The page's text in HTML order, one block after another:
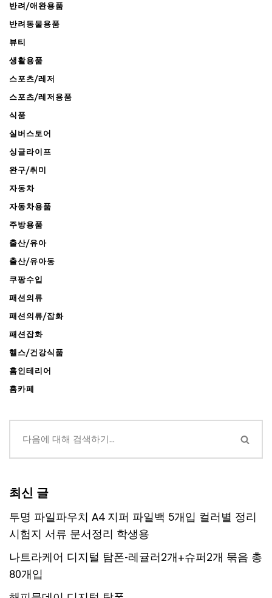
반려/애완용품
반려동물용품
뷰티
생활용품
스포츠/레저
스포츠/레저용품
식품
실버스토어
싱글라이프
완구/취미
자동차
자동차용품
주방용품
출산/유아
출산/유아동
쿠팡수입
패션의류
패션의류/잡화
패션잡화
헬스/건강식품
홈인테리어
홈카페
최신 글
투명 파일파우치 A4 지퍼 파일백 5개입 컬러별 정리
시험지 서류 문서정리 학생용
나트라케어 디지털 탐폰-레귤러2개+슈퍼2개 묶음 총
80개입